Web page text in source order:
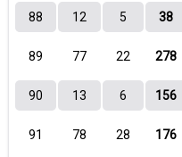
88
12 5 38
89 77 22 278
90
13 6 156
91 78 28 176